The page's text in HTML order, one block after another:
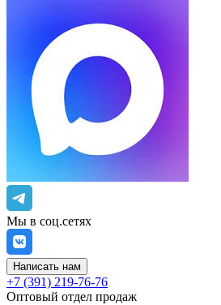
Мы в соц.сетях
Написать нам
+7 (391) 219-76-76
Оптовый отдел продаж